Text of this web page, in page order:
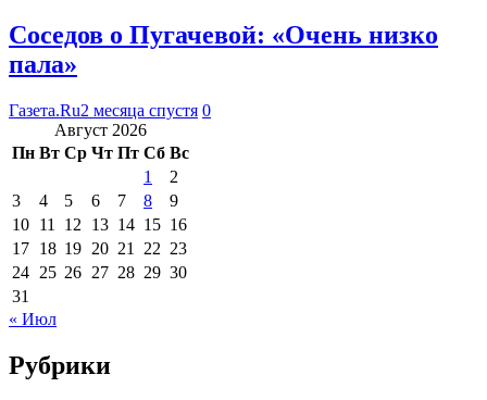
Cоседов о Пугачевой: «Очень низко
пала»
Газета.Ru2 месяца спустя 0
Август 2026
Пн Вт Ср Чт Пт Сб Вс
1
2
3
4 5 6 7 8
9
10 11 12 13 14 15 16
17 18 19 20 21 22 23
24 25 26 27 28 29 30
31
« Июл
Рубрики